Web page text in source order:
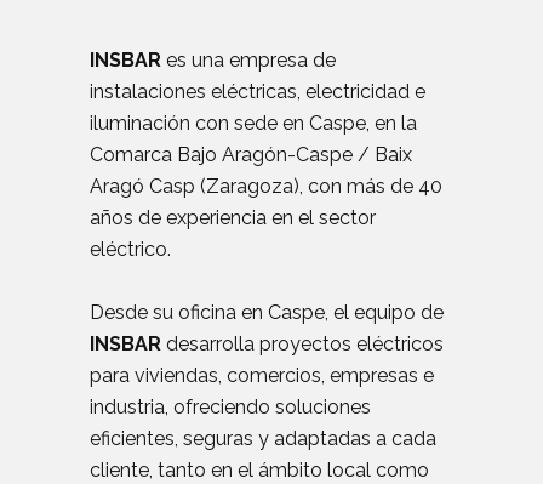
INSBAR es una empresa de
instalaciones eléctricas, electricidad e
iluminación con sede en Caspe, en la
Comarca Bajo Aragón-Caspe / Baix
Aragó Casp (Zaragoza), con más de 40
años de experiencia en el sector
eléctrico.
Desde su oficina en Caspe, el equipo de
INSBAR desarrolla proyectos eléctricos
para viviendas, comercios, empresas e
industria, ofreciendo soluciones
eficientes, seguras y adaptadas a cada
cliente, tanto en el ámbito local como